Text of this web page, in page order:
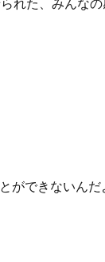
れた、みんな
ができないんだ